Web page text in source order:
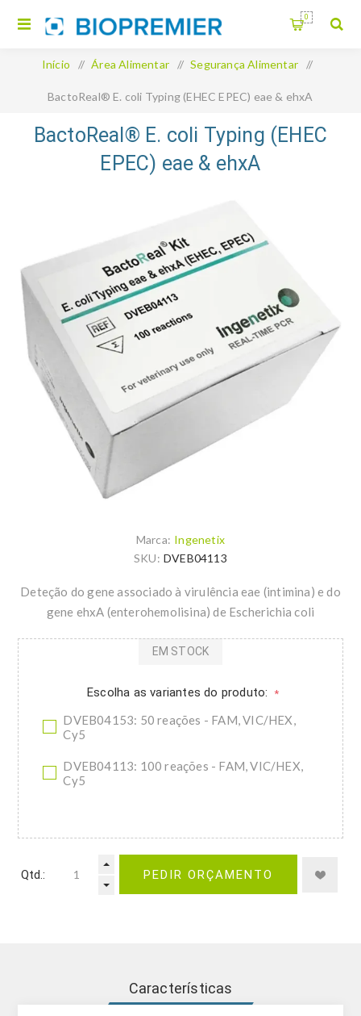
0
Início / Área Alimentar / Segurança Alimentar /
BactoReal® E. coli Typing (EHEC EPEC) eae & ehxA
BactoReal® E. coli Typing (EHEC
EPEC) eae & ehxA
Marca: Ingenetix
SKU: DVEB04113
Deteção do gene associado à virulência eae (intimina) e do
gene ehxA (enterohemolisina) de Escherichia coli
Escolha as variantes do produto: *
DVEB04153: 50 reações - FAM, VIC/HEX,
Cy5
DVEB04113: 100 reações - FAM, VIC/HEX,
Cy5
EM STOCK
Qtd.: PEDIR ORÇAMENTO
Características